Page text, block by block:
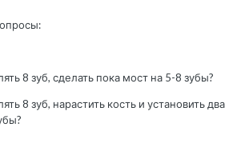
8 зуб, сделать пока мост на 5-8 зубы?
8 зуб, нарастить кость и установить два